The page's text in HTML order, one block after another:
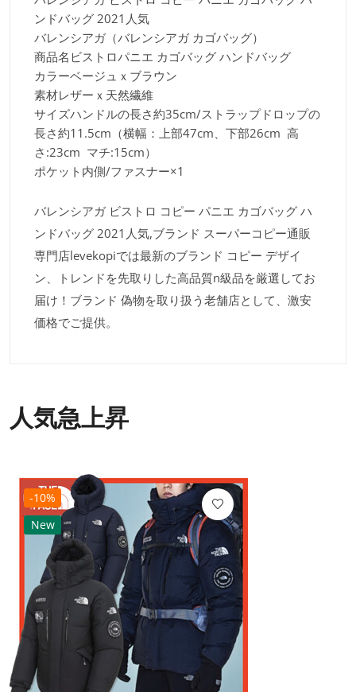
ンドバッグ 2021人気
バレンシアガ（バレンシアガ カゴバッグ）
商品名ビストロパニエ カゴバッグ ハンドバッグ
カラーベージュｘブラウン
素材レザーｘ天然繊維
サイズハンドルの長さ約35cm/ストラップドロップの
長さ約11.5cm（横幅：上部47cm、下部26cm 高
さ:23cm マチ:15cm）
ポケット内側/ファスナー×1
バレンシアガ ビストロ コピー パニエ カゴバッグ ハ
ンドバッグ 2021人気,ブランド スーパーコピー通販
専門店levekopiでは最新のブランド コピー デザイ
ン、トレンドを先取りした高品質n級品を厳選してお
届け！ブランド 偽物を取り扱う老舗店として、激安
価格でご提供。
人気急上昇
-10%
New